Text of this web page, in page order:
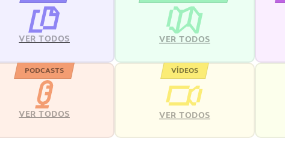
VER TODOS VER TODOS
PODCASTS
VER TODOS
VÍDEOS
VER TODOS